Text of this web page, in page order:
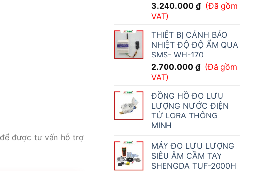
3.240.000 ₫ (Đã gồm
VAT)
THIẾT BỊ CẢNH BÁO
NHIỆT ĐỘ ĐỘ ẨM QUA
SMS- WH-170
2.700.000 ₫ (Đã gồm
VAT)
ĐỒNG HỒ ĐO LƯU
LƯỢNG NƯỚC ĐIỆN
TỬ LORA THÔNG
MINH
MÁY ĐO LƯU LƯỢNG
SIÊU ÂM CẦM TAY
SHENGDA TUF-2000H
để được tư vấn hỗ trợ